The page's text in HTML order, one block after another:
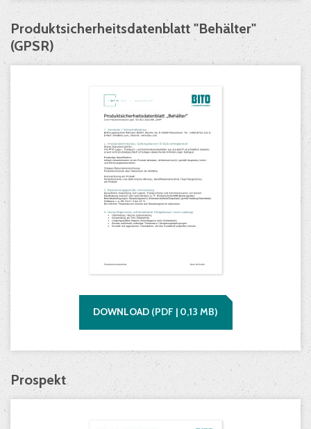
Produktsicherheitsdatenblatt "Behälter"
(GPSR)
DOWNLOAD (PDF | 0,13 MB)
Prospekt